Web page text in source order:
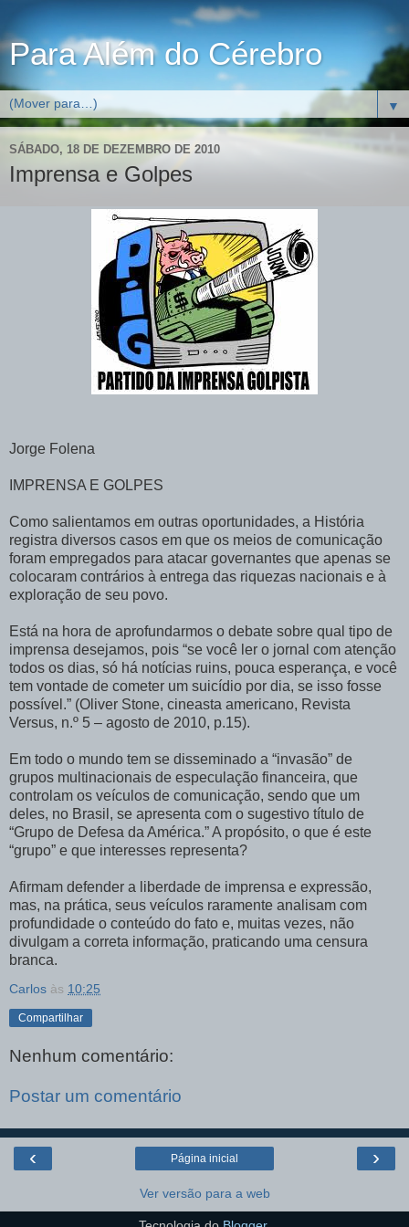
Para Além do Cérebro
▼
SÁBADO, 18 DE DEZEMBRO DE 2010
Imprensa e Golpes
Jorge Folena
IMPRENSA E GOLPES
Como salientamos em outras oportunidades, a História
registra diversos casos em que os meios de comunicação
foram empregados para atacar governantes que apenas se
colocaram contrários à entrega das riquezas nacionais e à
exploração de seu povo.
Está na hora de aprofundarmos o debate sobre qual tipo de
imprensa desejamos, pois “se você ler o jornal com atenção
todos os dias, só há notícias ruins, pouca esperança, e você
tem vontade de cometer um suicídio por dia, se isso fosse
possível.” (Oliver Stone, cineasta americano, Revista
Versus, n.º 5 – agosto de 2010, p.15).
Em todo o mundo tem se disseminado a “invasão” de
grupos multinacionais de especulação financeira, que
controlam os veículos de comunicação, sendo que um
deles, no Brasil, se apresenta com o sugestivo título de
“Grupo de Defesa da América.” A propósito, o que é este
“grupo” e que interesses representa?
Afirmam defender a liberdade de imprensa e expressão,
mas, na prática, seus veículos raramente analisam com
profundidade o conteúdo do fato e, muitas vezes, não
divulgam a correta informação, praticando uma censura
branca.
Carlos às 10:25
Compartilhar
Nenhum comentário:
Postar um comentário
‹ ›
Página inicial
Ver versão para a web